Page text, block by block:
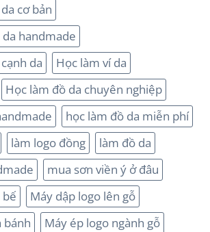
cơ bản
handmade
da
Học làm ví da
Học làm đồ da chuyên nghiệp
học làm đồ da miễn phí
làm logo đồng
làm đồ da
mua sơn viền ý ở đâu
Máy dập logo lên gỗ
bánh
Máy ép logo ngành gỗ